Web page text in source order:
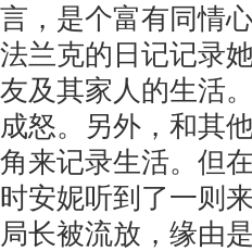
言，是个富有同情
法兰克的日记记录
友及其家人的生活
成怒。另外，和其
角来记录生活。但
时安妮听到了一则
局长被流放，缘由